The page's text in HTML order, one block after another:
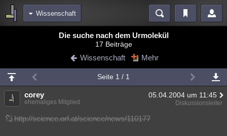
Wissenschaft
Blogs
Chat Wiki Neuigkeiten
meine Rubriken
Menschen Mystery Kriminalfälle
Spiritualität Verschwörungen Technologie
Die suche nach dem Urmolekül
17 Beiträge
Wissenschaft Mehr
Seite 1 / 1
corey 05.04.2004 um 11:45
ehemaliges Mitglied Diskussionsleiter
http://science.orf.at/science/news/110177